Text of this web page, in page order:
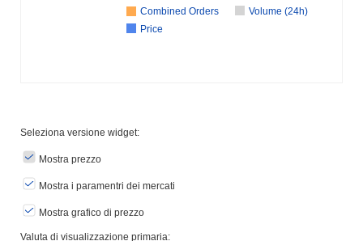
Combined Orders
Volume (24h)
Price
Seleziona versione widget:
Mostra prezzo
Mostra i paramentri dei mercati
Mostra grafico di prezzo
Valuta di visualizzazione primaria: